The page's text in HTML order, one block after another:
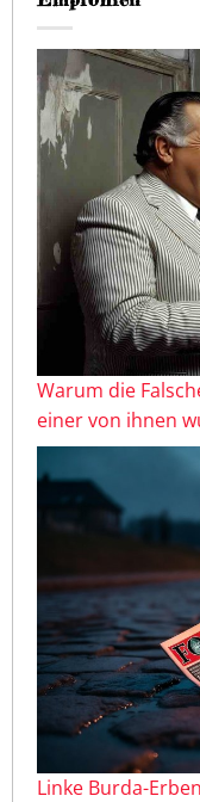
Warum die
einer von ihnen
Linke Burda-